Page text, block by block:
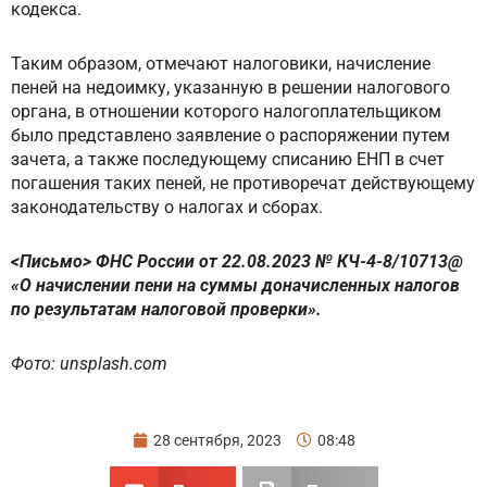
кодекса.
Таким образом, отмечают налоговики, начисление
пеней на недоимку, указанную в решении налогового
органа, в отношении которого налогоплательщиком
было представлено заявление о распоряжении путем
зачета, а также последующему списанию ЕНП в счет
погашения таких пеней, не противоречат действующему
законодательству о налогах и сборах.
<Письмо> ФНС России от 22.08.2023 № КЧ-4-8/10713@
«О начислении пени на суммы доначисленных налогов
по результатам налоговой проверки».
Фото: unsplash.com
28 сентября, 2023 08:48